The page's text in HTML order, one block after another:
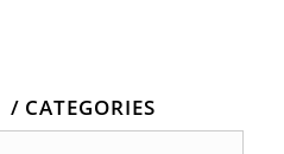
CATEGORIES